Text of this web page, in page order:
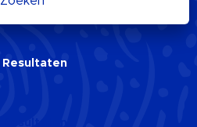
Resultaten